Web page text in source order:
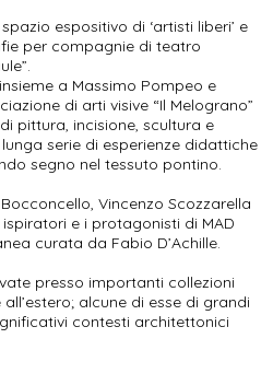
espositivo di ‘artisti liberi’ e
per compagnie di teatro
a Massimo Pompeo e
di arti visive “Il Melograno”
pittura, incisione, scultura e
serie di esperienze didattiche
segno nel tessuto pontino.
Vincenzo Scozzarella
e i protagonisti di MAD
curata da Fabio D’Achille.
presso importanti collezioni
alcune di esse di grandi
contesti architettonici